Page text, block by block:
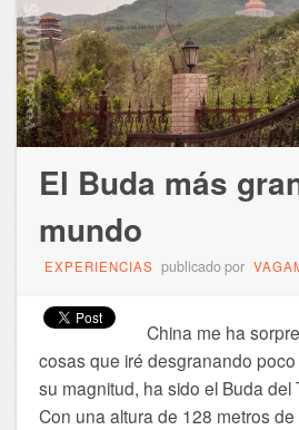
El Buda más
mundo
EXPERIENCIAS publicado por
China me ha
cosas que iré desgranando
su magnitud, ha sido el Buda del
Con una altura de 128 metros